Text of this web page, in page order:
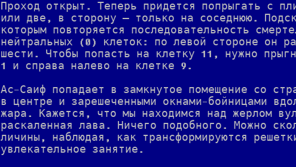
Проход открыт. Теперь придется попрыгать с
или две, в сторону — только на соседнюю.
которым повторяется последовательность
нейтральных (0) клеток: по левой стороне он
шести. Чтобы попасть на клетку 11, нужно
1 и справа налево на клетке 9.
Ас-Саиф попадает в замкнутое помещение со
в центре и зарешеченными окнами-бойницами
жара. Кажется, что мы находимся над жерлом
раскаленная лава. Ничего подобного. Можно
личины, наблюдая, как трансформируются
увлекательное занятие.